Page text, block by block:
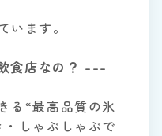
います。
食店なの？ ---
る“最高品質の氷
しゃぶしゃぶで